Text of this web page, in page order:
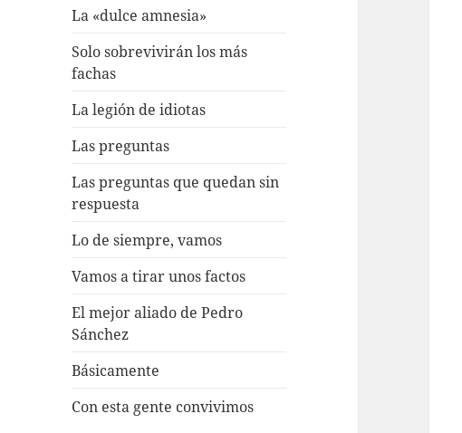
La «dulce amnesia»
Solo sobrevivirán los más
fachas
La legión de idiotas
Las preguntas
Las preguntas que quedan sin
respuesta
Lo de siempre, vamos
Vamos a tirar unos factos
El mejor aliado de Pedro
Sánchez
Básicamente
Con esta gente convivimos